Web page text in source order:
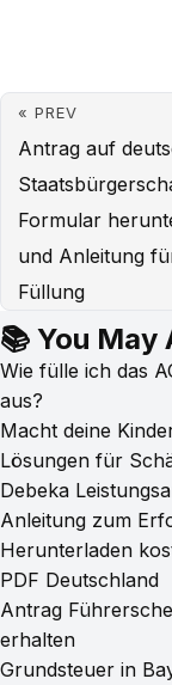
« PREV
Antrag auf
Formular
und Anleitung
Füllung
📚 You May
Wie fülle ich das
aus?
Macht deine
Lösungen für
Debeka
Anleitung zum
Herunterladen
PDF Deutschland
Antrag
erhalten
Grundsteuer in